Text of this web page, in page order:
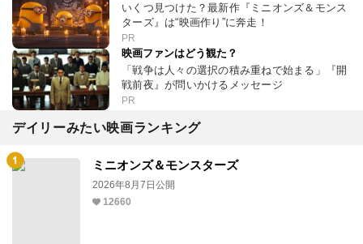
いくつ見つけた？最新作『ミニオンズ＆モンス
ターズ』は“映画作り”に奔走！
PR
映画ファンはどう観た？
「戦争は人々の選択の積み重ねで始まる」『開
戦前夜』が問いかけるメッセージ
PR
デイリーみたい映画ランキング
ミニオンズ＆モンスターズ
2026年8月7日公開
12660